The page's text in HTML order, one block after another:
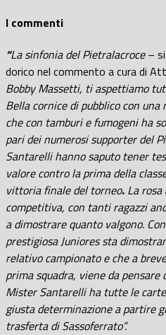
I commenti
“La sinfonia del Pietralacroce– si
dorico nel commento a cura di
Bobby Massetti, ti aspettiamo
Bella cornice di pubblico con
che con tamburi e fumogeni ha
pari dei numerosi supporter del
Santarelli hanno saputo tener
valore contro la prima della
vittoria finale del torneo. La
competitiva, con tanti ragazzi
a dimostrare quanto valgono.
prestigiosa Juniores sta
relativo campionato e che a
prima squadra, viene da
Mister Santarelli ha tutte le
giusta determinazione a partire
trasferta di Sassoferrato”.